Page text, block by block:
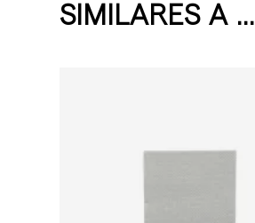
SIMILARES A ...